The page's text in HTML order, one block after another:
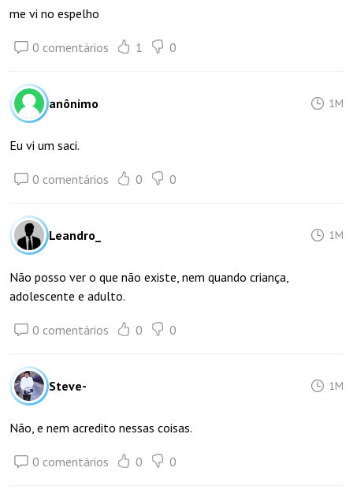
me vi no espelho
0 comentários 1 0
anônimo 1M
Eu vi um saci.
0 comentários 0 0
Leandro_ 1M
Não posso ver o que não existe, nem quando criança,
adolescente e adulto.
0 comentários 0 0
Steve- 1M
Não, e nem acredito nessas coisas.
0 comentários 0 0